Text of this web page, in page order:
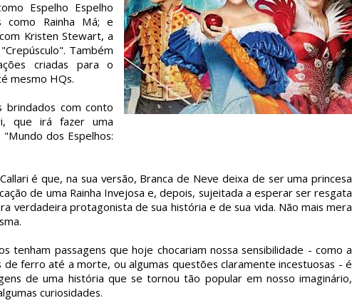
Espelho Espelho
como Rainha Má; e
Kristen Stewart, a
Também
criadas para o
mesmo HQs.
brindados com conto
que irá fazer uma
dos Espelhos:
é que, na sua versão, Branca de Neve deixa de ser uma princesa
de uma Rainha Invejosa e, depois, sujeitada a esperar ser resgata
verdadeira protagonista de sua história e de sua vida. Não mais mera
tenham passagens que hoje chocariam nossa sensibilidade - como a
de ferro até a morte, ou algumas questões claramente incestuosas - é
de uma história que se tornou tão popular em nosso imaginário,
curiosidades.